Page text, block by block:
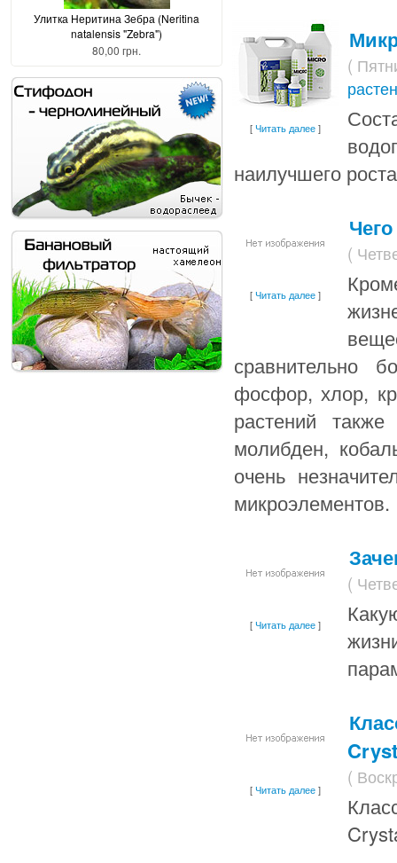
[Читать далее]
(
наилучшего
[Читать далее]
(
сравнительно
фосфор, хлор,
растений
молибден,
очень
микроэлементов.
[Читать далее]
(
[Читать далее]
(
Улитка Неритина Зебра (Neritina
natalensis "Zebra")
80,00 грн.